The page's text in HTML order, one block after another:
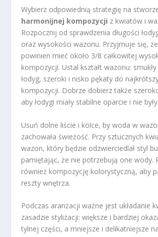
Wybierz odpowiednią strategię na
harmonijnej kompozycji z kwiatów i
Rozpocznij od sprawdzenia długości
oraz wysokości wazonu. Przyjmuje się,
powinien mieć około 3/8 całkowitej
kompozycji. Ustal kształt wazonu: smukły
łodyg, szeroki i nisko pękaty do
kompozycji. Dobrze dobierz także
aby łodygi miały stabilne oparcie i nie
Usuń dolne liście i kolce, by woda w
zachowała świeżość. Przy sztucznych
wazon, który będzie odzwierciedlał styl
pamiętając, że nie potrzebują one wody.
również kompozycję kolorystyczną, aby
reszty wnętrza.
Podczas aranżacji ważne jest układanie
zasadzie stylizacji: większe i bardziej
tylnej części, a mniejsze i delikatniejsze